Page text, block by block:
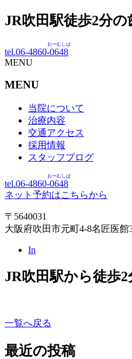
JR吹田駅徒歩2分の
tel.06-4860-0648
おーむしば
MENU
MENU
当院について
治療内容
交通アクセス
採用情報
スタッフブログ
tel.06-4860-0648
おーむしば
ネット予約はこちらから
〒5640031
大阪府吹田市元町4-8名匠医館
In
JR吹田駅から徒歩2
一覧へ戻る
最近の投稿